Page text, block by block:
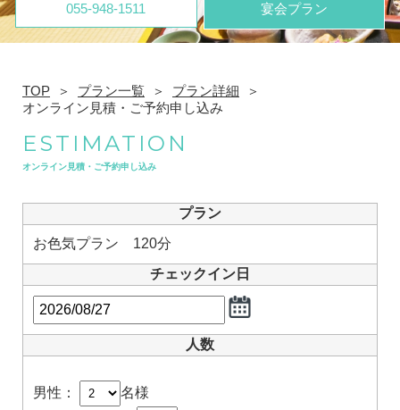
055-948-1511 宴会プラン
TOP プラン一覧
プラン詳細
オンライン見積・ご予約申し込み
ESTIMATION
オンライン見積・ご予約申し込み
プラン
お色気プラン 120分
チェックイン日
人数
男性：
名様